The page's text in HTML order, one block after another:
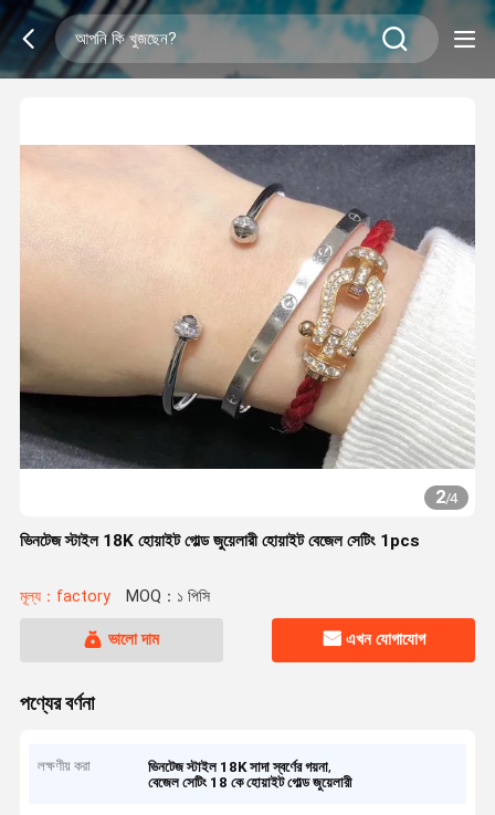
2/4
ভিনটেজ স্টাইল 18K হোয়াইট গোল্ড জুয়েলারী হোয়াইট বেজেল সেটিং 1pcs
মূল্য：factory MOQ：১ পিসি
ভালো দাম এখন যোগাযোগ
পণ্যের বর্ণনা
লক্ষণীয় করা ভিনটেজ স্টাইল 18K সাদা স্বর্ণের গয়না,
বেজেল সেটিং 18 কে হোয়াইট গোল্ড জুয়েলারী